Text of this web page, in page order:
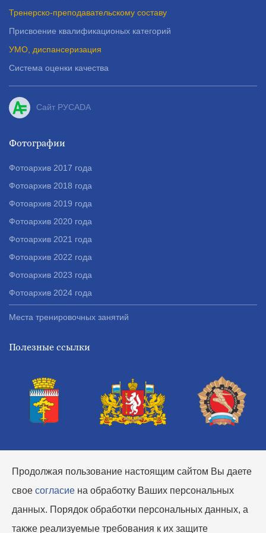
Детской футбольной лиге 5х5
Junior (Екатеринбург) В
прошедшие выходные наградили
Победители Первенства
мини-футболу
НОВОСТИ
22 апреля 2024
Наши старшие юноши стали
призёрами Чемпионата ГО В -
Пышма по футболу среди
Среднеуральск- 2.
НОВОСТИ
18 апреля 2024
команды 2015 г.р. Энергия-1 и
в Детской футбольной лиге 5х5
Junior, среди мальчиков 2014-15г.р.,
г. Екатеринбург.
НОВОСТИ
08 апреля 2024
НОВОСТИ
Тренерско-преподавательскому составу
Присвоение квалификационых категорий
УМО, диспансеризация
Система оценки качества
Сайт РУСADA
Фотографии
Фотоархив 2017 года
Фотоархив 2018 года
Фотоархив 2019 года
Фотоархив 2020 года
Фотоархив 2021 года
Фотоархив 2022 года
Фотоархив 2023 года
Фотоархив 2024 года
Места тренировочных занятий
Полезные ссылки
Продолжая пользование настоящим сайтом Вы даете
свое согласие на обработку Ваших персональных
данных. Порядок обработки персональных данных, а
также реализуемые требования к их защите